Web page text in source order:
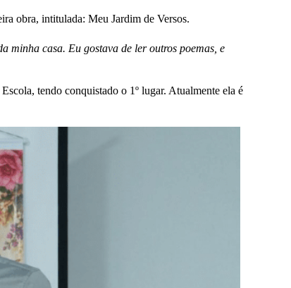
obra, intitulada: Meu Jardim de Versos.
minha casa. Eu gostava de ler outros poemas, e
tendo conquistado o 1º lugar. Atualmente ela é